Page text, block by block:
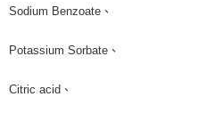
Sodium Benzoate、
Potassium Sorbate、
Citric acid、